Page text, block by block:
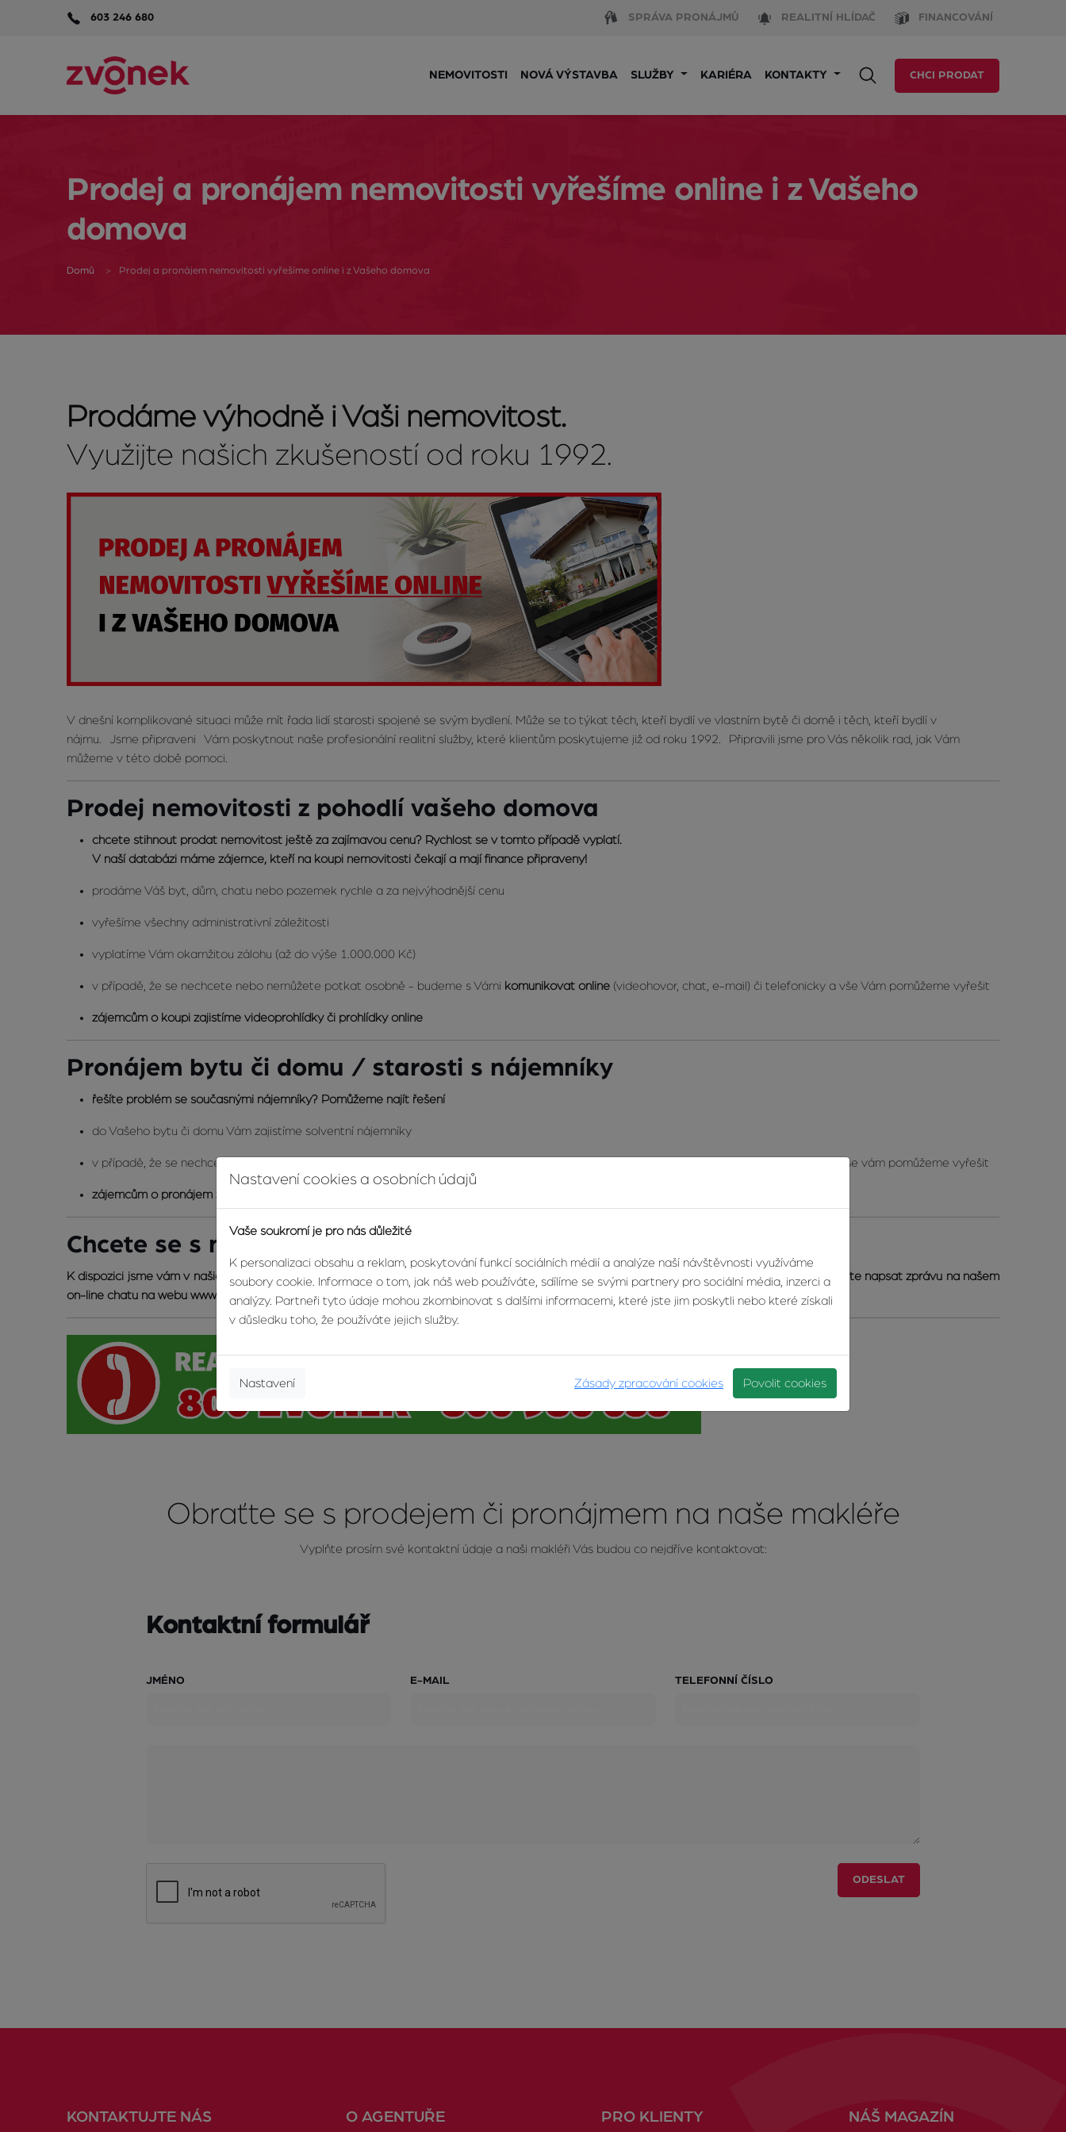
603 246 680 SPRÁVA PRONÁJMŮ REALITNÍ HLÍDAČ FINANCOVÁNÍ
NEMOVITOSTI NOVÁ VÝSTAVBA SLUŽBY KARIÉRA KONTAKTY CHCI PRODAT
Prodej a pronájem nemovitosti vyřešíme online i z Vašeho
domova
Domů Prodej a pronájem nemovitosti vyřešíme online i z Vašeho domova
Prodáme výhodně i Vaši nemovitost.
Využijte našich zkušeností od roku 1992.
V dnešní komplikované situaci může mít řada lidí starosti spojené se svým bydlení. Může se to týkat těch, kteří bydlí ve vlastním bytě či domě i těch, kteří bydlí v
nájmu. Jsme připraveni Vám poskytnout naše profesionální realitní služby, které klientům poskytujeme již od roku 1992. Připravili jsme pro Vás několik rad, jak Vám
můžeme v této době pomoci.
Prodej nemovitosti z pohodlí vašeho domova
chcete stihnout prodat nemovitost ještě za zajímavou cenu? Rychlost se v tomto případě vyplatí.
V naší databázi máme zájemce, kteří na koupi nemovitosti čekají a mají finance připraveny!
prodáme Váš byt, dům, chatu nebo pozemek rychle a za nejvýhodnější cenu
vyřešíme všechny administrativní záležitosti
vyplatíme Vám okamžitou zálohu (až do výše 1.000.000 Kč)
v případě, že se nechcete nebo nemůžete potkat osobně - budeme s Vámi komunikovat online (videohovor, chat, e-mail) či telefonicky a vše Vám pomůžeme vyřešit
zájemcům o koupi zajistíme videoprohlídky či prohlídky online
Pronájem bytu či domu / starosti s nájemníky
řešíte problém se současnými nájemníky? Pomůžeme najít řešení
do Vašeho bytu či domu Vám zajistíme solventní nájemníky
v případě, že se nechcete nebo nemůžete potkat osobně - budeme s Vámi (videohovor, chat, e-mail) či telefonicky a vše vám pomůžeme vyřešit
zájemcům o pronájem zajistíme videoprohlídky či prohlídky online
Chcete se s námi setkat osobně?
K dispozici jsme vám v našich kancelářích a také denně od 8 do 17 hodin na tel.: 603 246 680, na e-mailu: info@zvonek.cz , případně nám můžete napsat zprávu na našem
on-line chatu na webu www.zvonek.cz.
Obraťte se s prodejem či pronájmem na naše makléře
Vyplňte prosím své kontaktní údaje a naši makléři Vás budou co nejdříve kontaktovat:
Kontaktní formulář
JMÉNO E-MAIL TELEFONNÍ ČÍSLO
ODESLAT
KONTAKTUJTE NÁS O AGENTUŘE PRO KLIENTY NÁŠ MAGAZÍN
Nastavení cookies a osobních údajů
Vaše soukromí je pro nás důležité
K personalizaci obsahu a reklam, poskytování funkcí sociálních médií a analýze naší návštěvnosti využíváme
soubory cookie. Informace o tom, jak náš web používáte, sdílíme se svými partnery pro sociální média, inzerci a
analýzy. Partneři tyto údaje mohou zkombinovat s dalšími informacemi, které jste jim poskytli nebo které získali
v důsledku toho, že používáte jejich služby.
Zásady zpracování cookies
Nastavení Povolit cookies